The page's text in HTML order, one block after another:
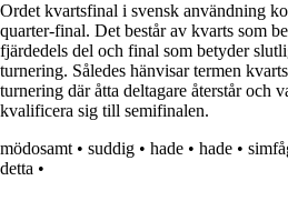
Ordet kvartsfinal i svensk användning
quarter-final. Det består av kvarts som
fjärdedels del och final som betyder
turnering. Således hänvisar termen
turnering där åtta deltagare återstår och
kvalificera sig till semifinalen.
mödosamt • suddig • hade • hade •
detta •